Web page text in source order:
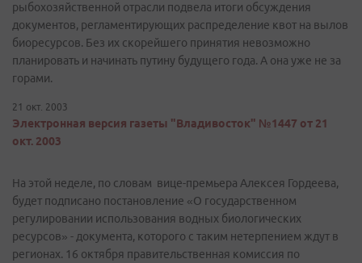
рыбохозяйственной отрасли подвела итоги обсуждения
документов, регламентирующих распределение квот на вылов
биоресурсов. Без их скорейшего принятия невозможно
планировать и начинать путину будущего года. А она уже не за
горами.
21 окт. 2003
Электронная версия газеты "Владивосток" №1447 от 21
окт. 2003
На этой неделе, по словам вице-премьера Алексея Гордеева,
будет подписано постановление «О государственном
регулировании использования водных биологических
ресурсов» - документа, которого с таким нетерпением ждут в
регионах. 16 октября правительственная комиссия по